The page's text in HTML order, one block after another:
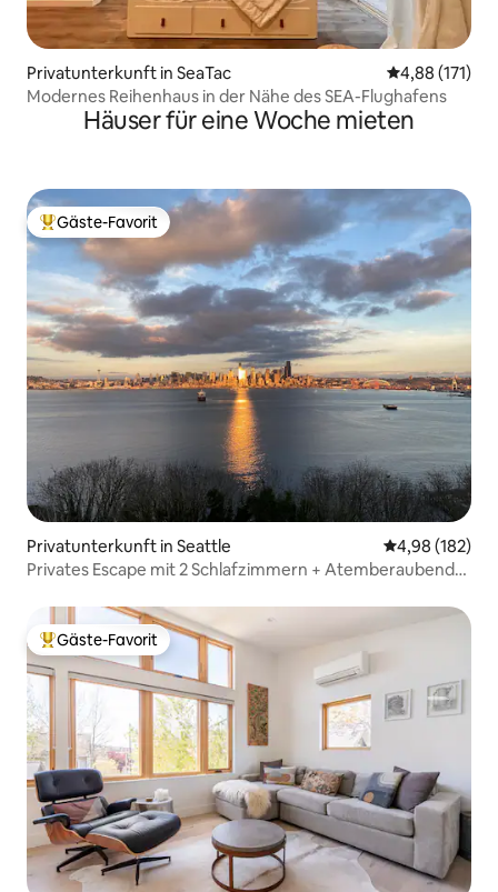
Privatunterkunft in SeaTac
4,88 (171)
Modernes Reihenhaus in der Nähe des SEA-Flughafens
Häuser für eine Woche mieten
Beliebter Gäste-Favorit.
Gäste-Favorit
Privatunterkunft in Seattle
4,98 (182)
Privates Escape mit 2 Schlafzimmern + Atemberaubende
Beliebter Gäste-Favorit.
Gäste-Favorit